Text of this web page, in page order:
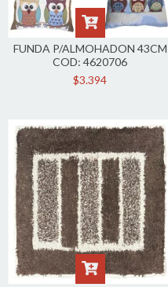
FUNDA P/ALMOHADON 43CM
COD: 4620706
$3.394